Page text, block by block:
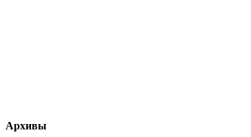
Архивы